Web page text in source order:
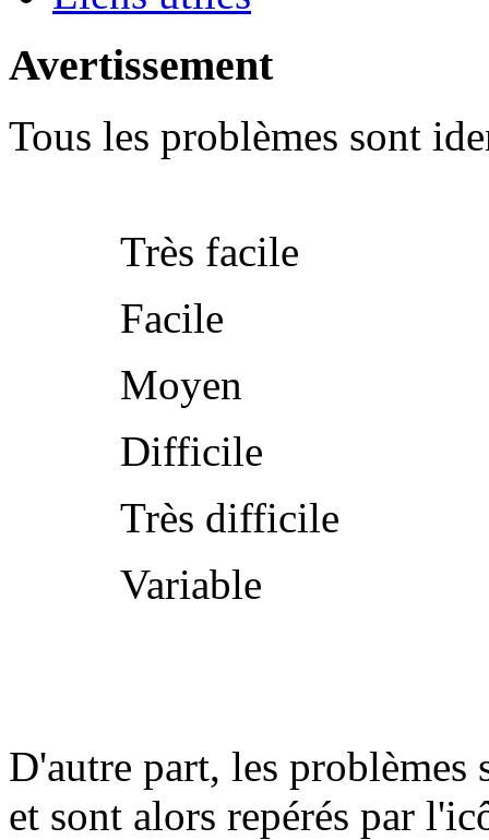
Avertissement
Tous les problèmes sont
Très facile
Facile
Moyen
Difficile
Très difficile
Variable
D'autre part, les problèmes
et sont alors repérés par